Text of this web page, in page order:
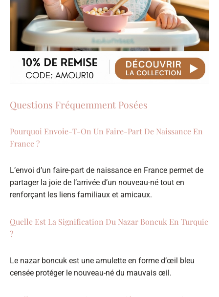
Questions Fréquemment Posées
Pourquoi Envoie-T-On Un Faire-Part De Naissance En
France ?
L’envoi d’un faire-part de naissance en France permet de
partager la joie de l’arrivée d’un nouveau-né tout en
renforçant les liens familiaux et amicaux.
Quelle Est La Signification Du Nazar Boncuk En Turquie
?
Le nazar boncuk est une amulette en forme d’œil bleu
censée protéger le nouveau-né du mauvais œil.